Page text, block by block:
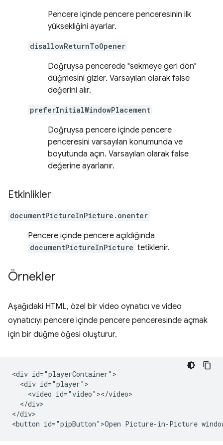
Pencere içinde pencere penceresinin ilk
yüksekliğini ayarlar.
disallowReturnToOpener
Doğruysa pencerede "sekmeye geri dön"
düğmesini gizler. Varsayılan olarak false
değerini alır.
preferInitialWindowPlacement
Doğruysa pencere içinde pencere
penceresini varsayılan konumunda ve
boyutunda açın. Varsayılan olarak false
değerine ayarlanır.
Etkinlikler
documentPictureInPicture.onenter
Pencere içinde pencere açıldığında
documentPictureInPicture tetiklenir.
Örnekler
Aşağıdaki HTML, özel bir video oynatıcı ve video
oynatıcıyı pencere içinde pencere penceresinde açmak
için bir düğme öğesi oluşturur.
<div id="playerContainer">
  <div id="player">
    <video id="video"></video>
  </div>
</div>